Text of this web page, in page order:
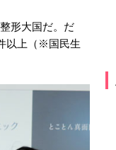
形大国だ。だ
以上（※国民生